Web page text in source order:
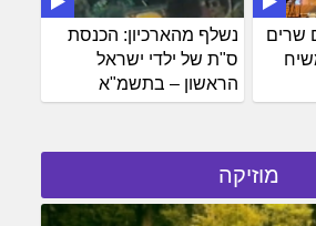
נשלף מהארכיון: הכנסת
ס"ת של ילדי ישראל
הראשון – בתשמ"א
שרים
מוזיקה